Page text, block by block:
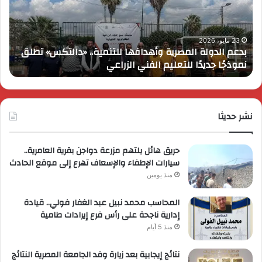
بمرور
عام
على
انطلاقها
في
مصر
وتُطلق
عروضاً
ترويجية
حصرية
17 مايو، 2026
كايي موتورز للسيارات تحتفل بمرور عام على انطلاقها في
مصر وتُطلق عروضاً ترويجية حصرية لعملائها
اب
الـ
13
نشر حديثا
حريق هائل يلتهم مزرعة دواجن بقرية العامرية..
سيارات الإطفاء والإسعاف تهرع إلى موقع الحادث
منذ يومين
المحاسب محمد نبيل عبد الغفار فولي.. قيادة
إدارية ناجحة على رأس فرع إيرادات طامية
منذ 5 أيام
نتائج إيجابية بعد زيارة وفد الجامعة المصرية النتائج